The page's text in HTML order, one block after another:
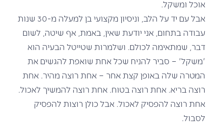
אוכל ומשקל.
אבל עם יד על הלב, וניסיון מקצועי בן למעלה מ-30 שנות
עבודה בתחום, אני יודעת שאין, באמת, אף שיטה, לשום
דבר, שמתאימה לכולם. ושלמרות שטייטל הבעיה הוא
'משקל' – סביר להניח שכל אחת שואפת להגשים את
המטרה שלה באופן קצת אחר – אחת רוצה מהיר. אחת
רוצה בריא. אחת רוצה בטוח. אחת רוצה להמשיך לאכול.
אחת רוצה להפסיק לאכול. אבל כולן רוצות להפסיק
לסבול.